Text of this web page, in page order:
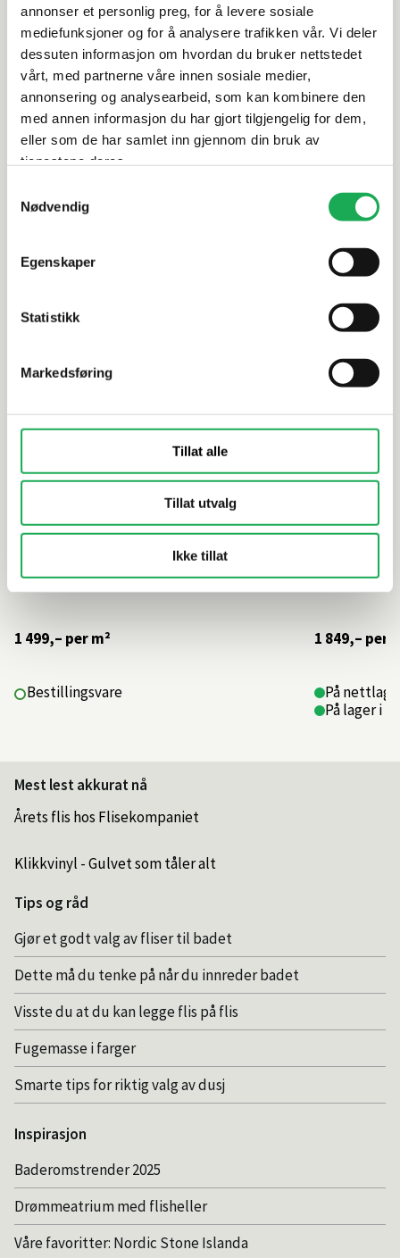
annonser et personlig preg, for å levere sosiale
mediefunksjoner og for å analysere trafikken vår. Vi deler
dessuten informasjon om hvordan du bruker nettstedet
vårt, med partnerne våre innen sosiale medier,
annonsering og analysearbeid, som kan kombinere den
med annen informasjon du har gjort tilgjengelig for dem,
eller som de har samlet inn gjennom din bruk av
tjenestene deres.
Nødvendig
Egenskaper
Statistikk
Markedsføring
Tillat alle
Tillat utvalg
Ikke tillat
Rengjøring og vedlikehold
Leveringsinformasjon
Dokumentasjon
Alternative produkter
Nature, Sky 10x40 Flis
1 499,– per m²
Bestillingsvare
Potters
WOW
1 849,– per
På
På lager i
Mest lest akkurat nå
Årets flis hos Flisekompaniet
Klikkvinyl - Gulvet som tåler alt
Tips og råd
Gjør et godt valg av fliser til badet
Dette må du tenke på når du innreder badet
Visste du at du kan legge flis på flis
Fugemasse i farger
Smarte tips for riktig valg av dusj
Inspirasjon
Baderomstrender 2025
Drømmeatrium med flisheller
Våre favoritter: Nordic Stone Islanda